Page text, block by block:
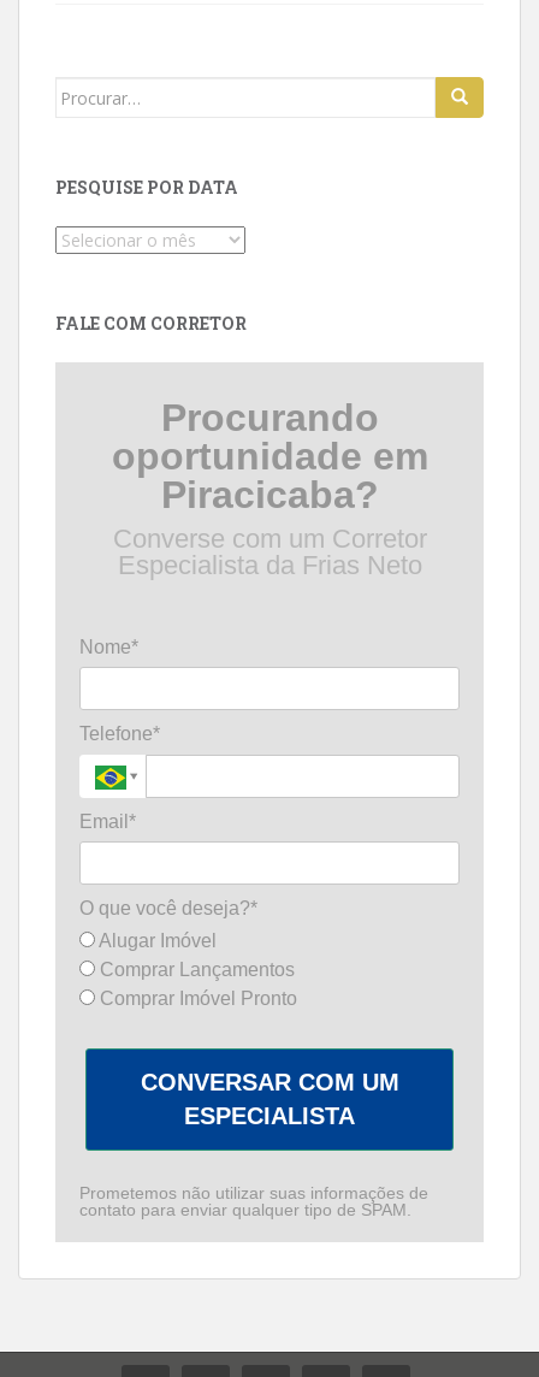
Search
PESQUISE POR DATA
Pesquise
FALE COM CORRETOR
Procurando
oportunidade em
Piracicaba?
Converse com um Corretor
Especialista da Frias Neto
Nome*
Telefone*
Email*
O que você deseja?*
Alugar Imóvel
Comprar Lançamentos
Comprar Imóvel Pronto
CONVERSAR COM UM
ESPECIALISTA
Prometemos não utilizar suas informações de
contato para enviar qualquer tipo de SPAM.